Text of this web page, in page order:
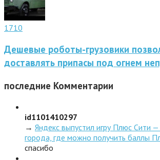
1710
Дешевые роботы-грузовики
доставлять припасы под огнем
последние Комментарии
id1101410297
→ Яндекс выпустил игру Плюс Сити —
города, где можно получить баллы
спасибо